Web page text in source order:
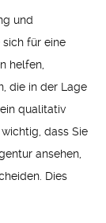
und
sich für eine
helfen,
die in der Lage
qualitativ
dass Sie
ansehen,
Dies